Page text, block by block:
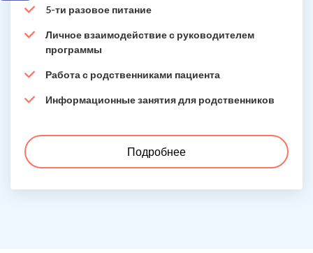
5-ти разовое питание
Личное взаимодействие с руководителем
программы
Работа с родственниками пациента
Информационные занятия для родственников
Подробнее